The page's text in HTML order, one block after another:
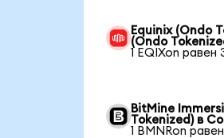
Equinix (Ondo
(Ondo
1 EQIXon равен
BitMine
Tokenized) в
1 BMNRon